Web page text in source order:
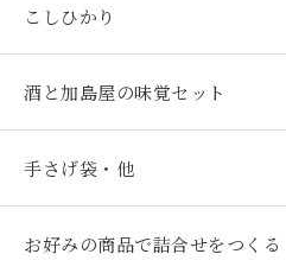
こしひかり
酒と加島屋の味覚セット
手さげ袋・他
お好みの商品で詰合せをつくる